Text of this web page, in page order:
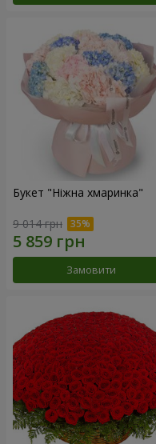
Букет "Ніжна хмаринка"
9 014 грн
Замовити